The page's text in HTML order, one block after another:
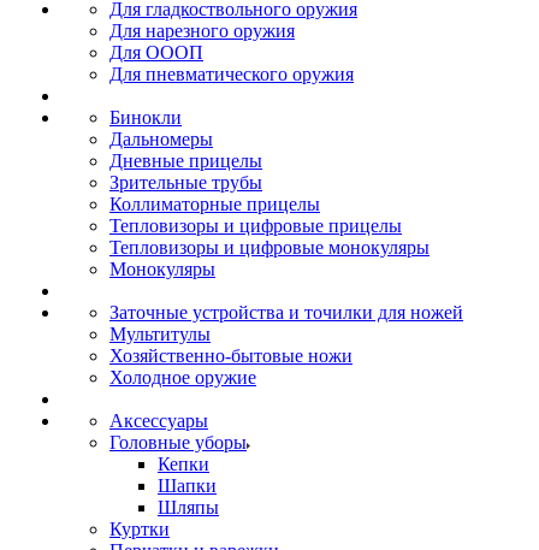
Для гладкоствольного оружия
Для нарезного оружия
Для ОООП
Для пневматического оружия
Бинокли
Дальномеры
Дневные прицелы
Зрительные трубы
Коллиматорные прицелы
Тепловизоры и цифровые прицелы
Тепловизоры и цифровые монокуляры
Монокуляры
Заточные устройства и точилки для ножей
Мультитулы
Хозяйственно-бытовые ножи
Холодное оружие
Аксессуары
Головные уборы
Кепки
Шапки
Шляпы
Куртки